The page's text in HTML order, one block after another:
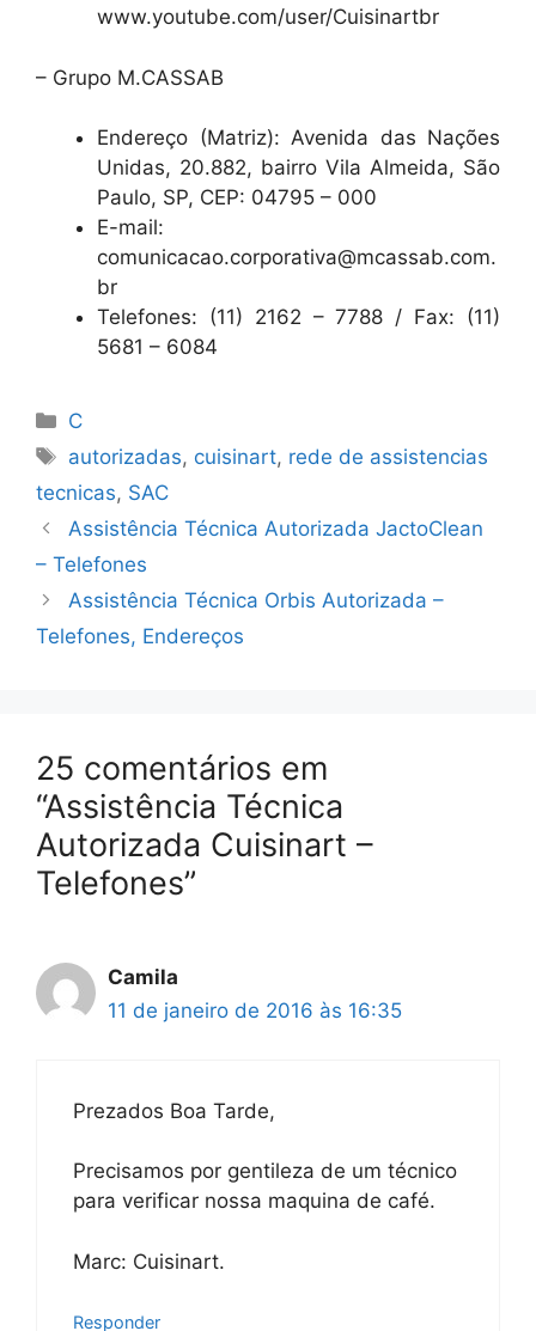
www.youtube.com/user/Cuisinartbr
– Grupo M.CASSAB
Endereço (Matriz): Avenida das Nações
Unidas, 20.882, bairro Vila Almeida, São
Paulo, SP, CEP: 04795 – 000
E-mail:
comunicacao.corporativa@mcassab.com.
br
Telefones: (11) 2162 – 7788 / Fax: (11)
5681 – 6084
Categorias
C
Tags
autorizadas, cuisinart, rede de assistencias
tecnicas, SAC
Assistência Técnica Autorizada JactoClean
– Telefones
Assistência Técnica Orbis Autorizada –
Telefones, Endereços
25 comentários em
“Assistência Técnica
Autorizada Cuisinart –
Telefones”
Camila
11 de janeiro de 2016 às 16:35
Prezados Boa Tarde,
Precisamos por gentileza de um técnico
para verificar nossa maquina de café.
Marc: Cuisinart.
Responder